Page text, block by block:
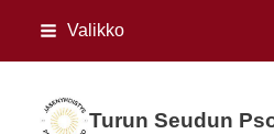
Siirry
sisältöön
Valikko
Turun Seudun